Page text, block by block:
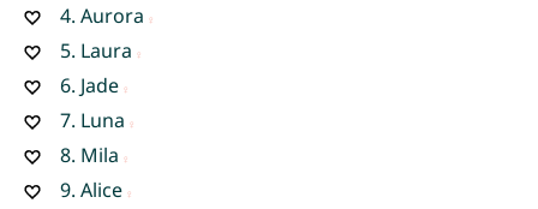
4. Aurora
5. Laura
6. Jade
7. Luna
8. Mila
9. Alice